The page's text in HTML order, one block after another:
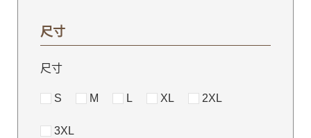
尺寸
尺寸
S M L XL 2XL
3XL